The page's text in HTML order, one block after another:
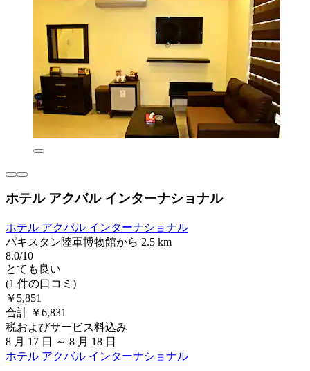
ホテル アクバル インターナショナル
ホテル アクバル インターナショナル
パキスタン陸軍博物館から 2.5 km
8.0/10
とても良い
(1 件の口コミ)
￥5,851
合計 ￥6,831
税およびサービス料込み
8 月 17 日 ～ 8 月 18 日
ホテル アクバル インターナショナル